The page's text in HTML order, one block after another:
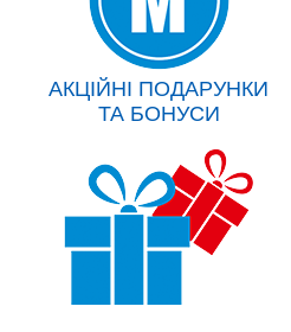
АКЦІЙНІ ПОДАРУНКИ
ТА БОНУСИ